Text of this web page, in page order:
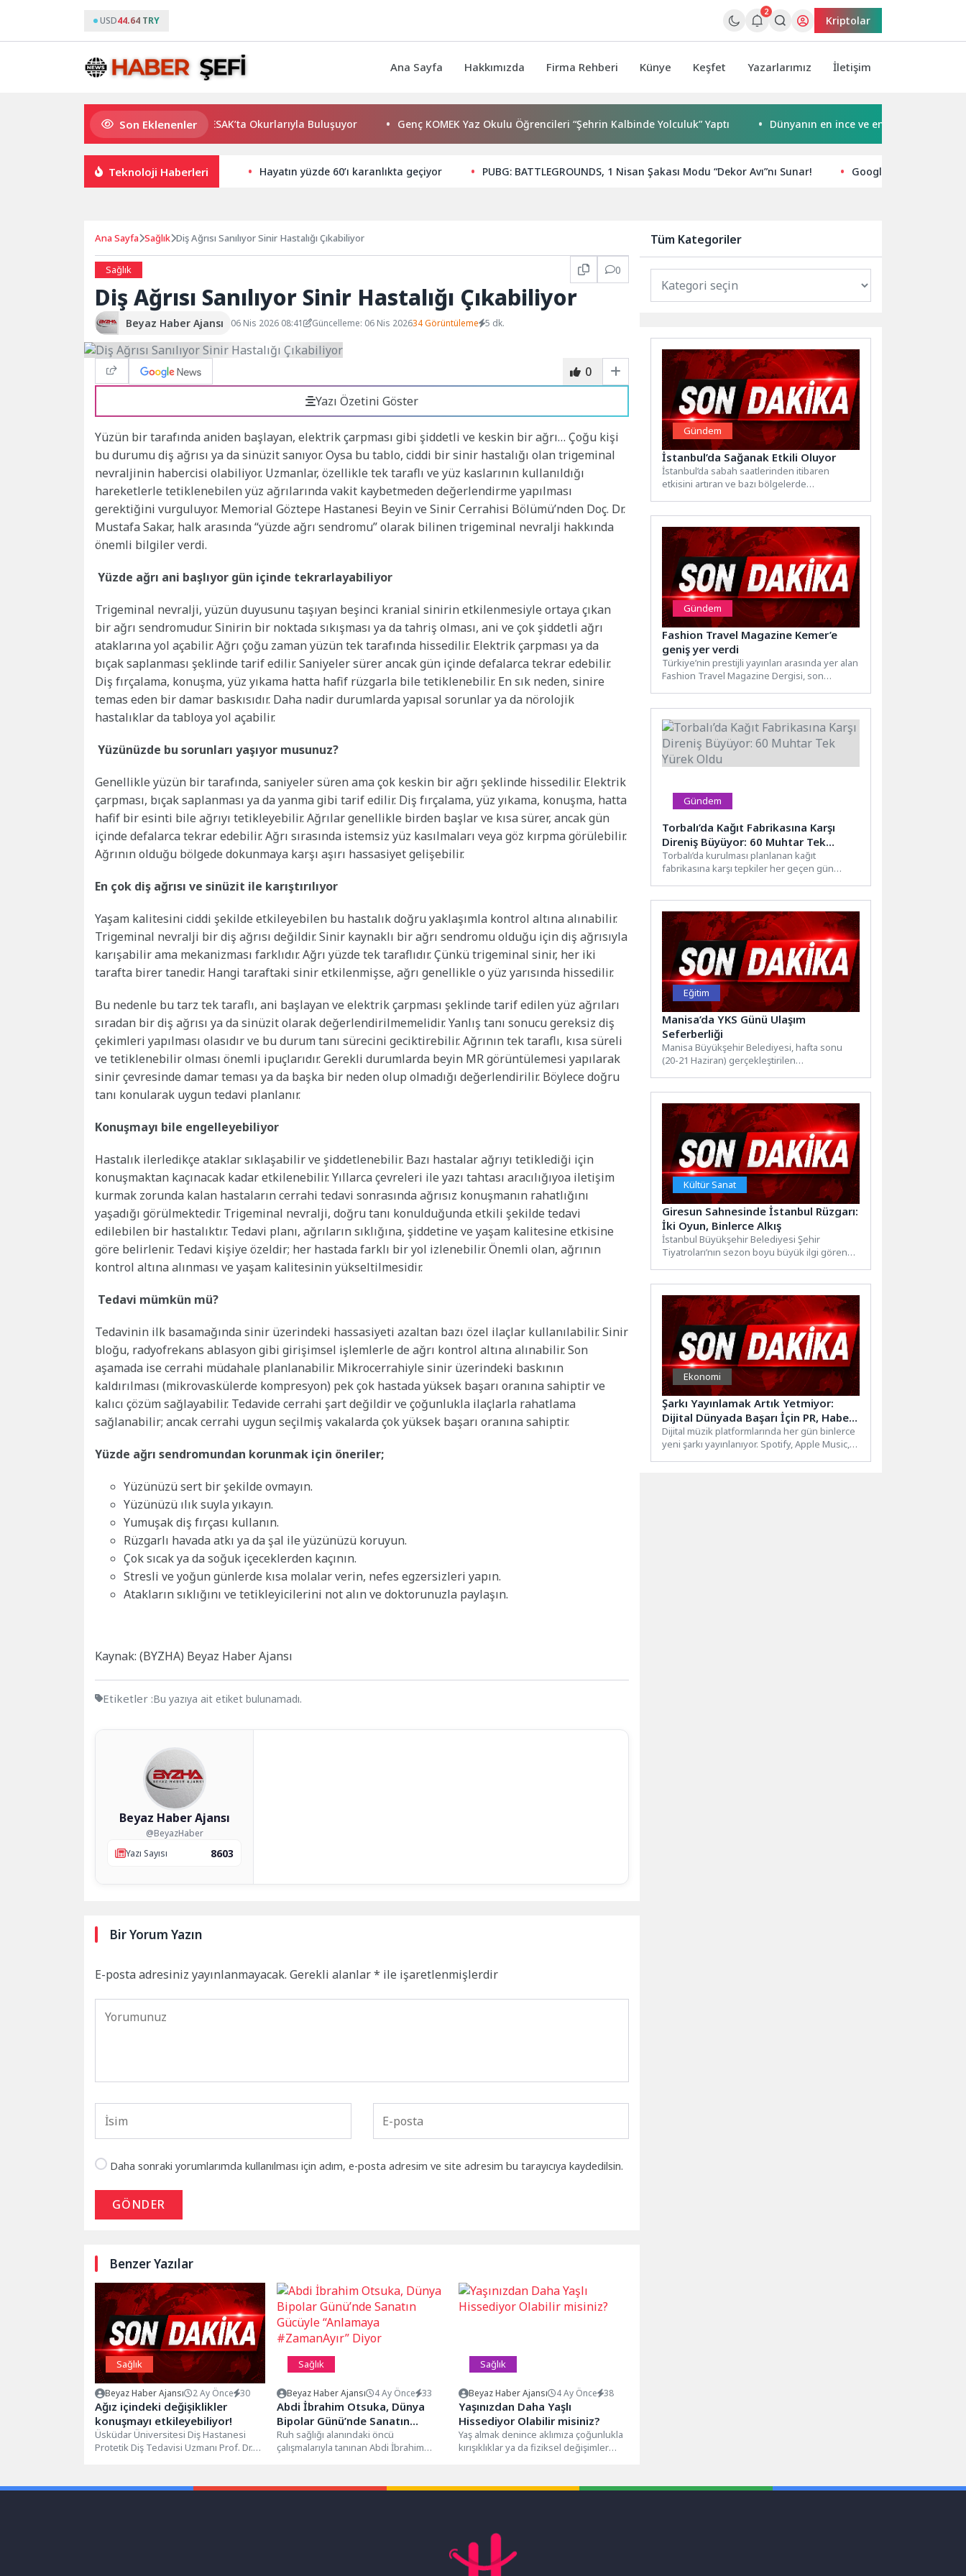
USD44.64 TRY
2
Kriptolar
Ana Sayfa Hakkımızda Firma Rehberi Künye Keşfet Yazarlarımız İletişim
Son Eklenenler
Usta Yazar Burhan Sönmez TESAK’ta Okurlarıyla Buluşuyor Genç KOMEK Yaz Okulu Öğrencileri “Şehrin Kalbinde Yolculuk” Yaptı Dünyanın en ince ve en güçlü katlanabilir
Teknoloji Haberleri Hayatın yüzde 60’ı karanlıkta geçiyor PUBG: BATTLEGROUNDS, 1 Nisan Şakası Modu “Dekor Avı”nı Sunar! Google’dan Teknik SEO
Ana Sayfa Sağlık Diş Ağrısı Sanılıyor Sinir Hastalığı Çıkabiliyor
Sağlık 0
Diş Ağrısı Sanılıyor Sinir Hastalığı Çıkabiliyor
Beyaz Haber Ajansı 06 Nis 2026 08:41 Güncelleme: 06 Nis 202634 Görüntüleme 5 dk.
0
Yazı Özetini Göster
Yüzün bir tarafında aniden başlayan, elektrik çarpması gibi şiddetli ve keskin bir ağrı… Çoğu kişi
bu durumu diş ağrısı ya da sinüzit sanıyor. Oysa bu tablo, ciddi bir sinir hastalığı olan trigeminal
nevraljinin habercisi olabiliyor. Uzmanlar, özellikle tek taraflı ve yüz kaslarının kullanıldığı
hareketlerle tetiklenebilen yüz ağrılarında vakit kaybetmeden değerlendirme yapılması
gerektiğini vurguluyor. Memorial Göztepe Hastanesi Beyin ve Sinir Cerrahisi Bölümü’nden Doç. Dr.
Mustafa Sakar, halk arasında “yüzde ağrı sendromu” olarak bilinen trigeminal nevralji hakkında
önemli bilgiler verdi.
Yüzde ağrı ani başlıyor gün içinde tekrarlayabiliyor
Trigeminal nevralji, yüzün duyusunu taşıyan beşinci kranial sinirin etkilenmesiyle ortaya çıkan
bir ağrı sendromudur. Sinirin bir noktada sıkışması ya da tahriş olması, ani ve çok şiddetli ağrı
ataklarına yol açabilir. Ağrı çoğu zaman yüzün tek tarafında hissedilir. Elektrik çarpması ya da
bıçak saplanması şeklinde tarif edilir. Saniyeler sürer ancak gün içinde defalarca tekrar edebilir.
Diş fırçalama, konuşma, yüz yıkama hatta hafif rüzgarla bile tetiklenebilir. En sık neden, sinire
temas eden bir damar baskısıdır. Daha nadir durumlarda yapısal sorunlar ya da nörolojik
hastalıklar da tabloya yol açabilir.
Yüzünüzde bu sorunları yaşıyor musunuz?
Genellikle yüzün bir tarafında, saniyeler süren ama çok keskin bir ağrı şeklinde hissedilir. Elektrik
çarpması, bıçak saplanması ya da yanma gibi tarif edilir. Diş fırçalama, yüz yıkama, konuşma, hatta
hafif bir esinti bile ağrıyı tetikleyebilir. Ağrılar genellikle birden başlar ve kısa sürer, ancak gün
içinde defalarca tekrar edebilir. Ağrı sırasında istemsiz yüz kasılmaları veya göz kırpma görülebilir.
Ağrının olduğu bölgede dokunmaya karşı aşırı hassasiyet gelişebilir.
En çok diş ağrısı ve sinüzit ile karıştırılıyor
Yaşam kalitesini ciddi şekilde etkileyebilen bu hastalık doğru yaklaşımla kontrol altına alınabilir.
Trigeminal nevralji bir diş ağrısı değildir. Sinir kaynaklı bir ağrı sendromu olduğu için diş ağrısıyla
karışabilir ama mekanizması farklıdır. Ağrı yüzde tek taraflıdır. Çünkü trigeminal sinir, her iki
tarafta birer tanedir. Hangi taraftaki sinir etkilenmişse, ağrı genellikle o yüz yarısında hissedilir.
Bu nedenle bu tarz tek taraflı, ani başlayan ve elektrik çarpması şeklinde tarif edilen yüz ağrıları
sıradan bir diş ağrısı ya da sinüzit olarak değerlendirilmemelidir. Yanlış tanı sonucu gereksiz diş
çekimleri yapılması olasıdır ve bu durum tanı sürecini geciktirebilir. Ağrının tek taraflı, kısa süreli
ve tetiklenebilir olması önemli ipuçlarıdır. Gerekli durumlarda beyin MR görüntülemesi yapılarak
sinir çevresinde damar teması ya da başka bir neden olup olmadığı değerlendirilir. Böylece doğru
tanı konularak uygun tedavi planlanır.
Konuşmayı bile engelleyebiliyor
Hastalık ilerledikçe ataklar sıklaşabilir ve şiddetlenebilir. Bazı hastalar ağrıyı tetiklediği için
konuşmaktan kaçınacak kadar etkilenebilir. Yıllarca çevreleri ile yazı tahtası aracılığıyoa iletişim
kurmak zorunda kalan hastaların cerrahi tedavi sonrasında ağrısız konuşmanın rahatlığını
yaşadığı görülmektedir. Trigeminal nevralji, doğru tanı konulduğunda etkili şekilde tedavi
edilebilen bir hastalıktır. Tedavi planı, ağrıların sıklığına, şiddetine ve yaşam kalitesine etkisine
göre belirlenir. Tedavi kişiye özeldir; her hastada farklı bir yol izlenebilir. Önemli olan, ağrının
kontrol altına alınması ve yaşam kalitesinin yükseltilmesidir.
Tedavi mümkün mü?
Tedavinin ilk basamağında sinir üzerindeki hassasiyeti azaltan bazı özel ilaçlar kullanılabilir. Sinir
bloğu, radyofrekans ablasyon gibi girişimsel işlemlerle de ağrı kontrol altına alınabilir. Son
aşamada ise cerrahi müdahale planlanabilir. Mikrocerrahiyle sinir üzerindeki baskının
kaldırılması (mikrovaskülerde kompresyon) pek çok hastada yüksek başarı oranına sahiptir ve
kalıcı çözüm sağlayabilir. Tedavide cerrahi şart değildir ve çoğunlukla ilaçlarla rahatlama
sağlanabilir; ancak cerrahi uygun seçilmiş vakalarda çok yüksek başarı oranına sahiptir.
Yüzde ağrı sendromundan korunmak için öneriler;
Yüzünüzü sert bir şekilde ovmayın.
Yüzünüzü ılık suyla yıkayın.
Yumuşak diş fırçası kullanın.
Rüzgarlı havada atkı ya da şal ile yüzünüzü koruyun.
Çok sıcak ya da soğuk içeceklerden kaçının.
Stresli ve yoğun günlerde kısa molalar verin, nefes egzersizleri yapın.
Atakların sıklığını ve tetikleyicilerini not alın ve doktorunuzla paylaşın.
Kaynak: (BYZHA) Beyaz Haber Ajansı
Etiketler :Bu yazıya ait etiket bulunamadı.
Beyaz Haber Ajansı
@BeyazHaber
Yazı Sayısı
8603
Bir Yorum Yazın
E-posta adresiniz yayınlanmayacak. Gerekli alanlar* ile işaretlenmişlerdir
Daha sonraki yorumlarımda kullanılması için adım, e-posta adresim ve site adresim bu tarayıcıya kaydedilsin.
GÖNDER
Benzer Yazılar
Sağlık
Beyaz Haber Ajansı 2 Ay Önce 30
Ağız içindeki değişiklikler
konuşmayı etkileyebiliyor!
Üsküdar Üniversitesi Diş Hastanesi
Protetik Diş Tedavisi Uzmanı Prof. Dr.
Sağlık
Beyaz Haber Ajansı 4 Ay Önce 33
Abdi İbrahim Otsuka, Dünya
Bipolar Günü’nde Sanatın
Gücüyle “Anlamaya
#ZamanAyır” Diyor
Ruh sağlığı alanındaki öncü
çalışmalarıyla tanınan Abdi İbrahim
Sağlık
Beyaz Haber Ajansı 4 Ay Önce 38
Yaşınızdan Daha Yaşlı
Hissediyor Olabilir misiniz?
Yaş almak denince aklımıza çoğunlukla
kırışıklıklar ya da fiziksel değişimler
Tüm Kategoriler
Gündem
İstanbul’da Sağanak Etkili Oluyor
İstanbul’da sabah saatlerinden itibaren
etkisini artıran ve bazı bölgelerde
Gündem
Fashion Travel Magazine Kemer’e
geniş yer verdi
Türkiye’nin prestijli yayınları arasında yer alan
Fashion Travel Magazine Dergisi, son
Gündem
Torbalı’da Kağıt Fabrikasına Karşı
Direniş Büyüyor: 60 Muhtar Tek
Yürek Oldu
Torbalı’da kurulması planlanan kağıt
fabrikasına karşı tepkiler her geçen gün
Eğitim
Manisa’da YKS Günü Ulaşım
Seferberliği
Manisa Büyükşehir Belediyesi, hafta sonu
(20-21 Haziran) gerçekleştirilen
Kültür Sanat
Giresun Sahnesinde İstanbul Rüzgarı:
İki Oyun, Binlerce Alkış
İstanbul Büyükşehir Belediyesi Şehir
Tiyatroları’nın sezon boyu büyük ilgi gören
Ekonomi
Şarkı Yayınlamak Artık Yetmiyor:
Dijital Dünyada Başarı İçin PR, Haber
Çalışmaları ve YouTube Reklamları
Öne Çıkıyor
Dijital müzik platformlarında her gün binlerce
yeni şarkı yayınlanıyor. Spotify, Apple Music,